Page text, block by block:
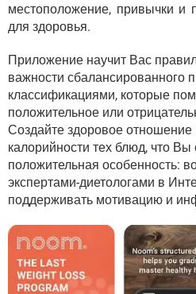
местоположение, привычки и
для здоровья.
Приложение научит Вас
важности сбалансированного
классификациями, которые
положительное или
Создайте здоровое отношение
калорийности тех блюд, что
положительная особенность:
экспертами-диетологами в
поддерживать мотивацию и